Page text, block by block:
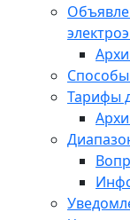
Тарифы